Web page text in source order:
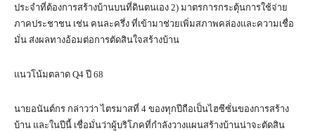
ประจำที่ต้องการสร้างบ้านบนที่ดินตนเอง 2) มาตรการกระตุ้นการใช้จ่าย
ภาคประชาชน เช่น คนละครึ่ง ที่เข้ามาช่วยเพิ่มสภาพคล่องและความเชื่อ
มั่น ส่งผลทางอ้อมต่อการตัดสินใจสร้างบ้าน
แนวโน้มตลาด Q4 ปี 68
นายอนันต์กร กล่าวว่า ไตรมาสที่ 4 ของทุกปีถือเป็นไฮซีซั่นของการสร้าง
บ้าน และในปีนี้ เชื่อมั่นว่าผู้บริโภคที่กำลังวางแผนสร้างบ้านน่าจะตัดสิน